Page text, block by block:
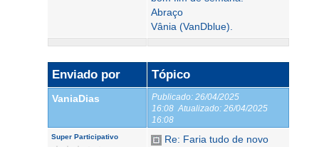
Abraço
Vânia (VanDblue).
Enviado por Tópico
VaniaDias Publicado: 26/04/2025
16:08 Atualizado: 26/04/2025
16:08
Super Participativo
Re: Faria tudo de novo